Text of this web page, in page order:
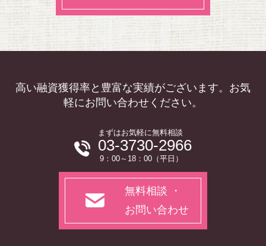
高い融資獲得率と豊富な実績がございます。お気
軽にお問い合わせください。
まずはお気軽に無料相談
03-3730-2966
9：00～18：00（平日）
無料相談 ・
お問い合わせ